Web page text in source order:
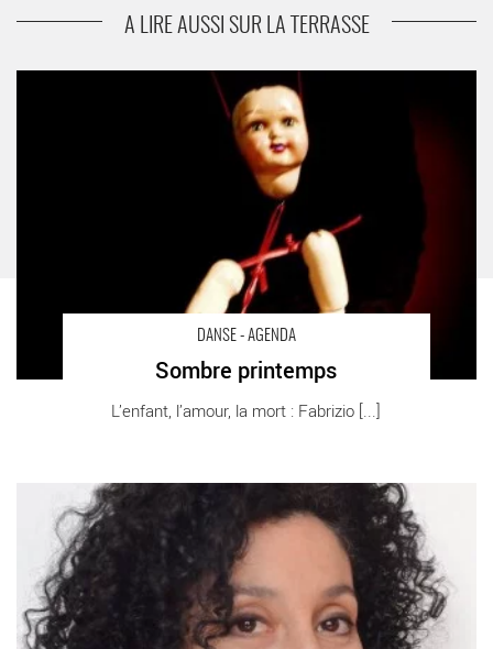
Tragédie
A LIRE AUSSI SUR LA TERRASSE
DANSE - AGENDA
Sombre printemps
L’enfant, l’amour, la mort : Fabrizio [...]
Sombre printemps - Critique sortie Danse Bezons Théâtre Paul
Masculines sape les frontières - Critique sortie Danse Metz
L'arsenal